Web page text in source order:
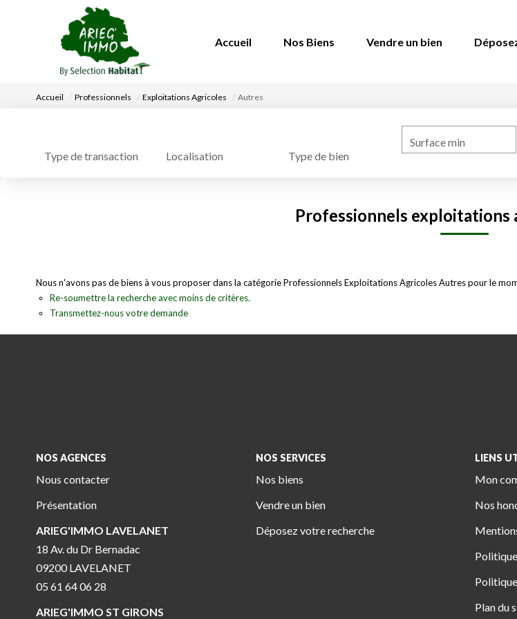
Accueil Nos Biens Vendre un bien
Accueil Professionnels Exploitations Agricoles Autres
Type de transaction Localisation Type de bien
Surface min
Professionnels exploitations
Nous n'avons pas de biens à vous proposer dans la catégorie Professionnels Exploitations Agricoles Autres pour le
Re-soumettre la recherche avec moins de critères.
Transmettez-nous votre demande
NOS AGENCES
Nous contacter
Présentation
ARIEG'IMMO LAVELANET
18 Av. du Dr Bernadac
09200 LAVELANET
05 61 64 06 28
ARIEG'IMMO ST GIRONS
NOS SERVICES
Nos biens
Vendre un bien
Déposez votre recherche
LIENS
Mon
Nos
Plan du